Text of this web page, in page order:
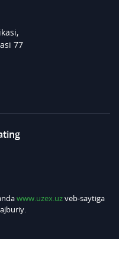
77
www.uzex.uzveb-saytiga